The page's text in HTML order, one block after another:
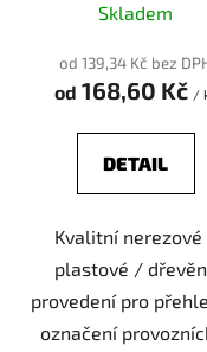
Skladem
od 139,34 Kč bez
od 168,60 Kč /
DETAIL
Kvalitní
plastové /
provedení pro
označení